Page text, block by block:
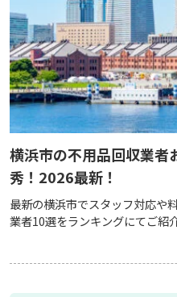
横浜市の不用品回収業者
秀！2026最新！
最新の横浜市でスタッフ対応や
業者10選をランキングにてご紹